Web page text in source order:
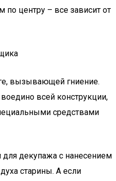
по центру – все зависит от
вызывающей гниение.
всей конструкции,
средствами
декупажа с нанесением
старины. А если